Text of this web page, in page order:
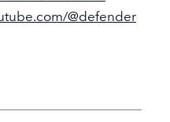
@defender